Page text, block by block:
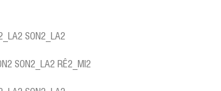
SON2_LA2
SON2_LA2 RÊ2_MI2